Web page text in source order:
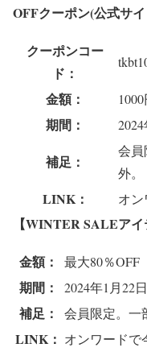
OFFクーポン(公式サイ
クーポンコー
ド：
金額：
期間：
補足：
会員
外。
LINK： オン
【WINTER SALEア
金額： 最大80％OFF
期間： 2024年1月22
補足： 会員限定。一
LINK： オンワードで